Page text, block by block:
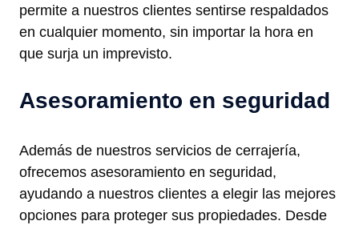
permite a nuestros clientes sentirse respaldados
en cualquier momento, sin importar la hora en
que surja un imprevisto.
Asesoramiento en seguridad
Además de nuestros servicios de cerrajería,
ofrecemos asesoramiento en seguridad,
ayudando a nuestros clientes a elegir las mejores
opciones para proteger sus propiedades. Desde